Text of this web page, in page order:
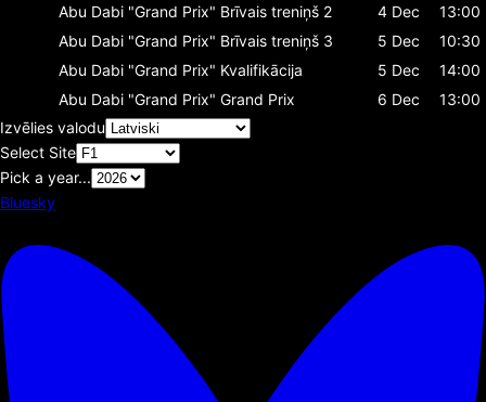
Abu Dabi "Grand Prix" Brīvais treniņš 2 4 Dec
13:00
Abu Dabi "Grand Prix" Brīvais treniņš 3 5 Dec
10:30
Abu Dabi "Grand Prix" Kvalifikācija 5 Dec
14:00
Abu Dabi "Grand Prix" Grand Prix 6 Dec
13:00
Izvēlies valodu
Select Site
Pick a year...
Bluesky